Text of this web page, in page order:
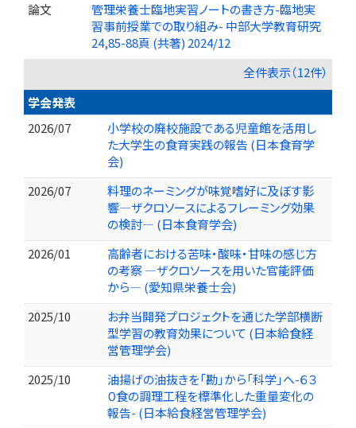
論文
管理栄養士臨地実習ノートの書き方-臨地実
習事前授業での取り組み- 中部大学教育研究
24,85-88頁 (共著) 2024/12
全件表示（12件）
学会発表
2026/07
小学校の廃校施設である児童館を活用し
た大学生の食育実践の報告 (日本食育学
会)
2026/07
料理のネーミングが味覚嗜好に及ぼす影
響―ザクロソースによるフレーミング効果
の検討― (日本食育学会)
2026/01
高齢者における苦味・酸味・甘味の感じ方
の考察 ―ザクロソースを用いた官能評価
から― (愛知県栄養士会)
2025/10
お弁当開発プロジェクトを通じた学部横断
型学習の教育効果について (日本給食経
営管理学会)
2025/10
油揚げの油抜きを「勘」から「科学」へ-６３
０食の調理工程を標準化した重量変化の
報告- (日本給食経営管理学会)